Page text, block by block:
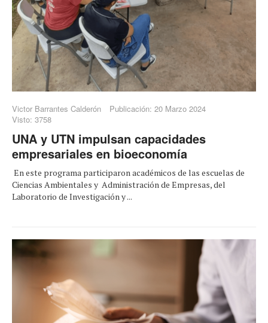
Victor Barrantes Calderón
Publicación: 20 Marzo 2024
Visto: 3758
UNA y UTN impulsan capacidades
empresariales en bioeconomía
En este programa participaron académicos de las escuelas de
Ciencias Ambientales y Administración de Empresas, del
Laboratorio de Investigación y ...